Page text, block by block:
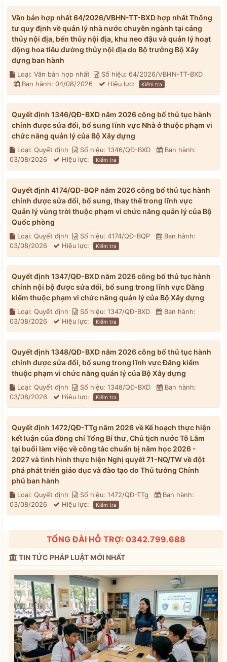
Văn bản hợp nhất 64/2026/VBHN-TT-BXD hợp nhất Thông
tư quy định về quản lý nhà nước chuyên ngành tại cảng
thủy nội địa, bến thủy nội địa, khu neo đậu và quản lý hoạt
động hoa tiêu đường thủy nội địa do Bộ trưởng Bộ Xây
dựng ban hành
Loại: Văn bản hợp nhất
Số hiệu: 64/2026/VBHN-TT-BXD
Ban hành: 04/08/2026
Hiệu lực: Kiểm tra
Quyết định 1346/QĐ-BXD năm 2026 công bố thủ tục hành
chính được sửa đổi, bổ sung lĩnh vực Nhà ở thuộc phạm vi
chức năng quản lý của Bộ Xây dựng
Loại: Quyết định Số hiệu: 1346/QĐ-BXD
Ban hành:
03/08/2026
Hiệu lực: Kiểm tra
Quyết định 4174/QĐ-BQP năm 2026 công bố thủ tục hành
chính được sửa đổi, bổ sung, thay thế trong lĩnh vực
Quản lý vùng trời thuộc phạm vi chức năng quản lý của Bộ
Quốc phòng
Loại: Quyết định Số hiệu: 4174/QĐ-BQP
Ban hành:
03/08/2026
Hiệu lực: Kiểm tra
Quyết định 1347/QĐ-BXD năm 2026 công bố thủ tục hành
chính nội bộ được sửa đổi, bổ sung trong lĩnh vực Đăng
kiểm thuộc phạm vi chức năng quản lý của Bộ Xây dựng
Loại: Quyết định Số hiệu: 1347/QĐ-BXD
Ban hành:
03/08/2026
Hiệu lực: Kiểm tra
Quyết định 1348/QĐ-BXD năm 2026 công bố thủ tục hành
chính được sửa đổi, bổ sung trong lĩnh vực Đăng kiểm
thuộc phạm vi chức năng quản lý của Bộ Xây dựng
Loại: Quyết định Số hiệu: 1348/QĐ-BXD
Ban hành:
03/08/2026
Hiệu lực: Kiểm tra
Quyết định 1472/QĐ-TTg năm 2026 về Kế hoạch thực hiện
kết luận của đồng chí Tổng Bí thư, Chủ tịch nước Tô Lâm
tại buổi làm việc về công tác chuẩn bị năm học 2026 -
2027 và tình hình thực hiện Nghị quyết 71-NQ/TW về đột
phá phát triển giáo dục và đào tạo do Thủ tướng Chính
phủ ban hành
Loại: Quyết định Số hiệu: 1472/QĐ-TTg
Ban hành:
03/08/2026
Hiệu lực: Kiểm tra
TỔNG ĐÀI HỖ TRỢ: 0342.799.688
TIN TỨC PHÁP LUẬT MỚI NHẤT